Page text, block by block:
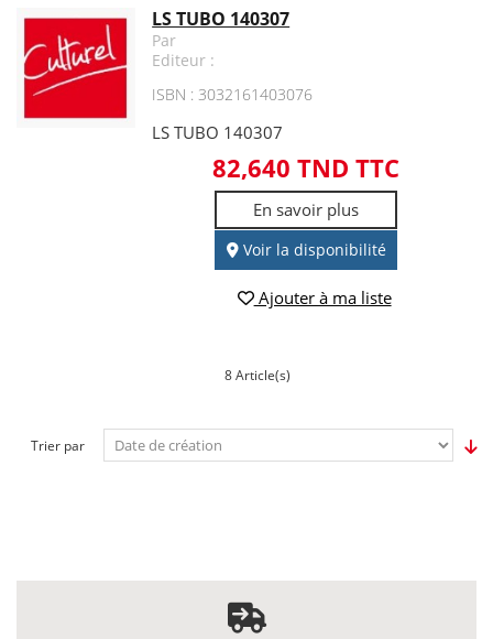
LS TUBO 140307
Par
Editeur :
ISBN : 3032161403076
LS TUBO 140307
82,640 TND TTC
En savoir plus
Voir la disponibilité
Ajouter à ma liste
8 Article(s)
Trier par